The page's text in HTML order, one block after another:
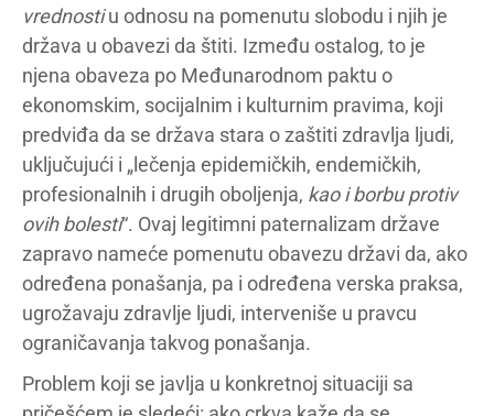
vrednostiu odnosu na pomenutu slobodu i njih je
država u obavezi da štiti. Između ostalog, to je
njena obaveza po Međunarodnom paktu o
ekonomskim, socijalnim i kulturnim pravima, koji
predviđa da se država stara o zaštiti zdravlja ljudi,
uključujući i „lečenja epidemičkih, endemičkih,
profesionalnih i drugih oboljenja, kao i borbu protiv
ovih bolesti“. Ovaj legitimni paternalizam države
zapravo nameće pomenutu obavezu državi da, ako
određena ponašanja, pa i određena verska praksa,
ugrožavaju zdravlje ljudi, interveniše u pravcu
ograničavanja takvog ponašanja.
Problem koji se javlja u konkretnoj situaciji sa